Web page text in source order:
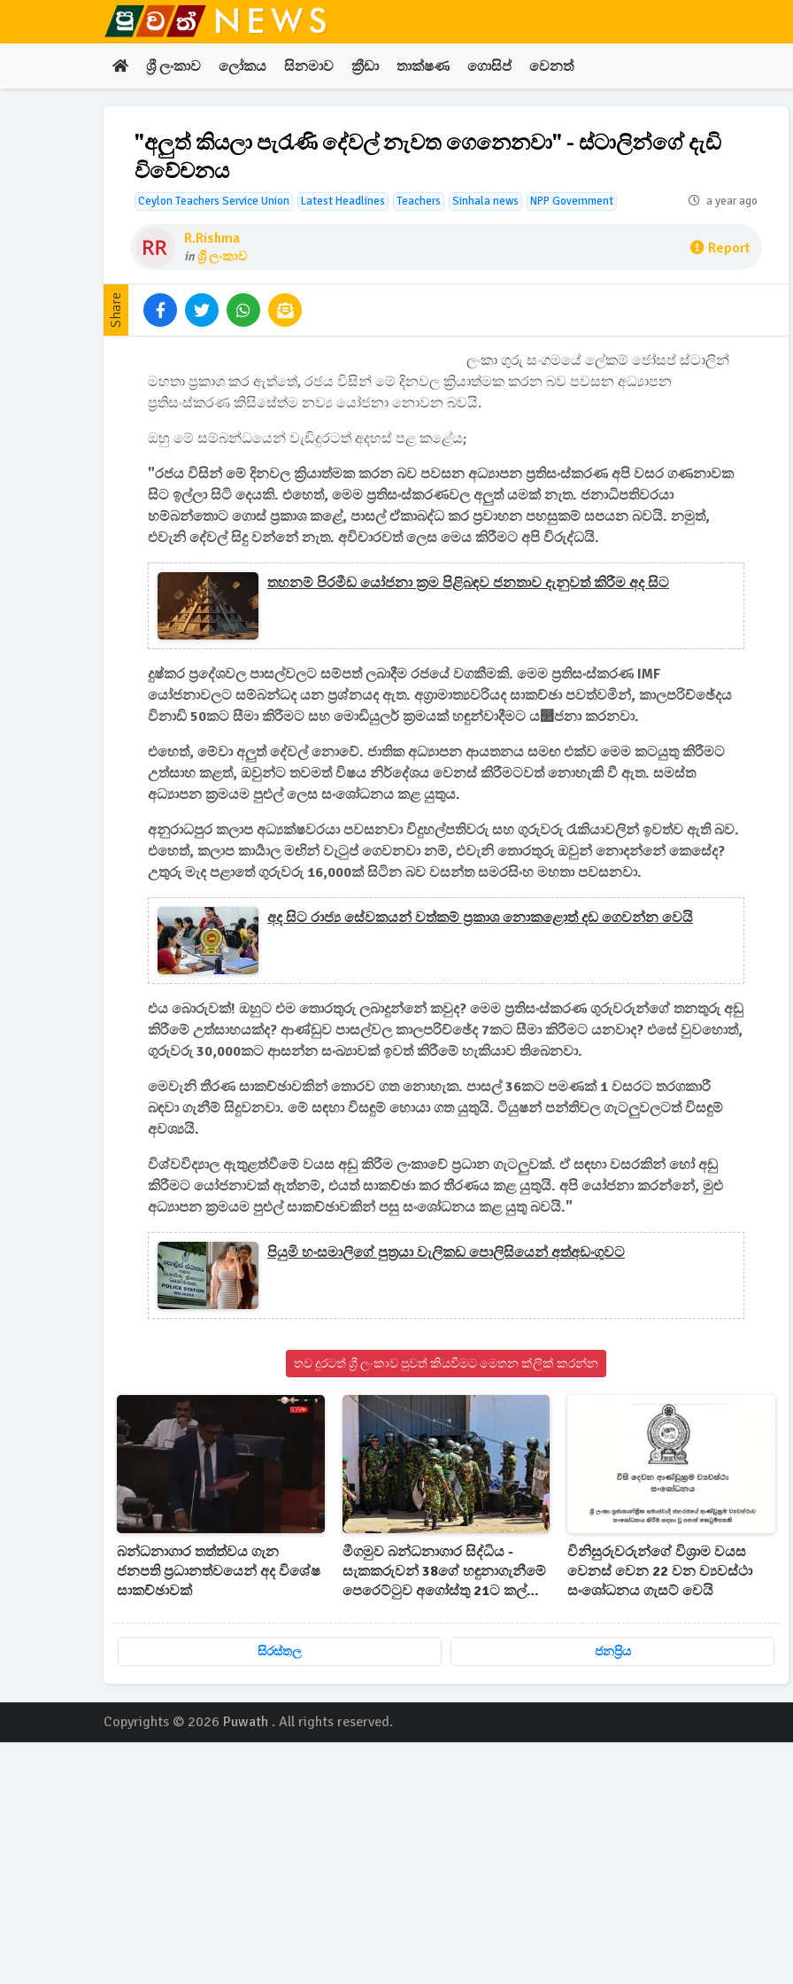
ශ්‍රී ලංකාව ලෝකය සිනමාව ක්‍රීඩා තාක්ෂණ ගොසිප් වෙනත්
"අලුත් කියලා පැරැණි දේවල් නැවත ගෙනෙනවා" - ස්ටාලින්ගේ දැඩි
විවේචනය
Ceylon Teachers Service Union Latest Headlines Teachers Sinhala news NPP Government a year ago
R.rishma
inශ්‍රී ලංකාව Report
Share
ලංකා ගුරු සංගමයේ ලේකම් ජෝසප් ස්ටාලින්
මහතා ප්‍රකාශ කර ඇත්තේ, රජය විසින් මේ දිනවල ක්‍රියාත්මක කරන බව පවසන අධ්‍යාපන
ප්‍රතිසංස්කරණ කිසිසේත්ම නව්‍ය යෝජනා නොවන බවයි.
ඔහු මේ සම්බන්ධයෙන් වැඩිදුරටත් අදහස් පළ කළේය;
"රජය විසින් මේ දිනවල ක්‍රියාත්මක කරන බව පවසන අධ්‍යාපන ප්‍රතිසංස්කරණ අපි වසර ගණනාවක
සිට ඉල්ලා සිටි දෙයකි. එහෙත්, මෙම ප්‍රතිසංස්කරණවල අලුත් යමක් නැත. ජනාධිපතිවරයා
හම්බන්තොට ගොස් ප්‍රකාශ කළේ, පාසල් ඒකාබද්ධ කර ප්‍රවාහන පහසුකම් සපයන බවයි. නමුත්,
එවැනි දේවල් සිදු වන්නේ නැත. අවිචාරවත් ලෙස මෙය කිරීමට අපි විරුද්ධයි.
තහනම් පිරමීඩ යෝජනා ක්‍රම පිළිබඳව ජනතාව දැනුවත් කිරීම අද සිට
දුෂ්කර ප්‍රදේශවල පාසල්වලට සම්පත් ලබාදීම රජයේ වගකීමකි. මෙම ප්‍රතිසංස්කරණ IMF
යෝජනාවලට සම්බන්ධද යන ප්‍රශ්නයද ඇත. අග්‍රාමාත්‍යවරියද සාකච්ඡා පවත්වමින්, කාලපරිච්ඡේදය
විනාඩි 50කට සීමා කිරීමට සහ මොඩියුලර් ක්‍රමයක් හඳුන්වාදීමට ය෺ජනා කරනවා.
එහෙත්, මේවා අලුත් දේවල් නොවේ. ජාතික අධ්‍යාපන ආයතනය සමඟ එක්ව මෙම කටයුතු කිරීමට
උත්සාහ කළත්, ඔවුන්ට තවමත් විෂය නිර්දේශය වෙනස් කිරීමටවත් නොහැකි වී ඇත. සමස්ත
අධ්‍යාපන ක්‍රමයම පුළුල් ලෙස සංශෝධනය කළ යුතුය.
අනුරාධපුර කලාප අධ්‍යක්ෂවරයා පවසනවා විදුහල්පතිවරු සහ ගුරුවරු රැකියාවලින් ඉවත්ව ඇති බව.
එහෙත්, කලාප කාර්‍යාල මඟින් වැටුප් ගෙවනවා නම්, එවැනි තොරතුරු ඔවුන් නොදන්නේ කෙසේද?
උතුරු මැද පළාතේ ගුරුවරු 16,000ක් සිටින බව වසන්ත සමරසිංහ මහතා පවසනවා.
අද සිට රාජ්‍ය සේවකයන් වත්කම් ප්‍රකාශ නොකළොත් දඩ ගෙවන්න වෙයි
එය බොරුවක්! ඔහුට එම තොරතුරු ලබාදුන්නේ කවුද? මෙම ප්‍රතිසංස්කරණ ගුරුවරුන්ගේ තනතුරු අඩු
කිරීමේ උත්සාහයක්ද? ආණ්ඩුව පාසල්වල කාලපරිච්ඡේද 7කට සීමා කිරීමට යනවාද? එසේ වුවහොත්,
ගුරුවරු 30,000කට ආසන්න සංඛ්‍යාවක් ඉවත් කිරීමේ හැකියාව තිබෙනවා.
මෙවැනි තීරණ සාකච්ඡාවකින් තොරව ගත නොහැක. පාසල් 36කට පමණක් 1 වසරට තරගකාරී
බඳවා ගැනීම් සිදුවනවා. මේ සඳහා විසඳුම් හොයා ගත යුතුයි. ටියුෂන් පන්තිවල ගැටලුවලටත් විසඳුම්
අවශ්‍යයි.
විශ්වවිද්‍යාල ඇතුළත්වීමේ වයස අඩු කිරීම ලංකාවේ ප්‍රධාන ගැටලුවක්. ඒ සඳහා වසරකින් හෝ අඩු
කිරීමට යෝජනාවක් ඇත්නම්, එයත් සාකච්ඡා කර තීරණය කළ යුතුයි. අපි යෝජනා කරන්නේ, මුළු
අධ්‍යාපන ක්‍රමයම පුළුල් සාකච්ඡාවකින් පසු සංශෝධනය කළ යුතු බවයි."
පියුමි හංසමාලිගේ පුත්‍රයා වැලිකඩ පොලිසියෙන් අත්අඩංගුවට
තව දුරටත් ශ්‍රී ලංකාව පුවත් කියවීමට මෙතන ක්ලික් කරන්න
බන්ධනාගාර තත්ත්වය ගැන
ජනපති ප්‍රධානත්වයෙන් අද විශේෂ
සාකච්ඡාවක්
මීගමුව බන්ධනාගාර සිද්ධිය -
සැකකරුවන් 38ගේ හඳුනාගැනීමේ
පෙරෙට්ටුව අගෝස්තු 21ට කල්
විනිසුරුවරුන්ගේ විශ්‍රාම වයස
වෙනස් වෙන 22 වන ව්‍යවස්ථා
සංශෝධනය ගැසට් වෙයි
සිරස්තල ජනප්‍රිය
Copyrights © 2026 Puwath . All rights reserved.